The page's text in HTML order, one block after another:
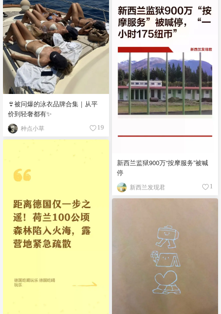
👙被问爆的泳衣品牌合集｜从平
价到轻奢都有✨
种点小草 19
新西兰监狱900万“按摩服务”被喊
停
新西兰发现君 1